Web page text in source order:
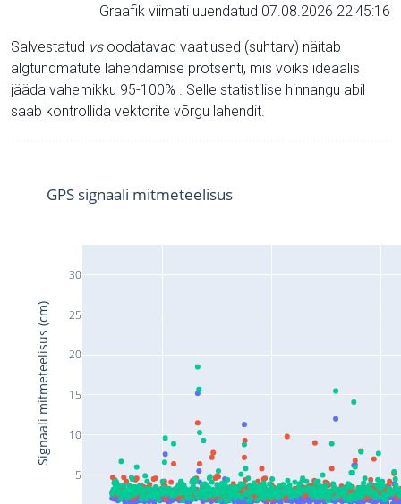
Graafik viimati uuendatud 07.08.2026 22:45:16
Salvestatud vsoodatavad vaatlused (suhtarv) näitab
algtundmatute lahendamise protsenti, mis võiks ideaalis
jääda vahemikku 95-100% . Selle statistilise hinnangu abil
saab kontrollida vektorite võrgu lahendit.
5
10
15
20
25
30
GPS signaali mitmeteelisus
Signaali mitmeteelisus (cm)